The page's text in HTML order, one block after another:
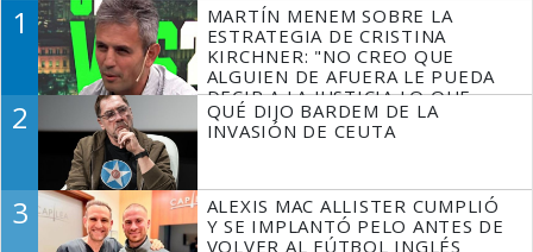
1
MARTÍN MENEM SOBRE LA
ESTRATEGIA DE CRISTINA
KIRCHNER: "NO CREO QUE
ALGUIEN DE AFUERA LE PUEDA
DECIR A LA JUSTICIA LO QUE
TIENE QUE HACER"
2
QUÉ DIJO BARDEM DE LA
INVASIÓN DE CEUTA
3
ALEXIS MAC ALLISTER CUMPLIÓ
Y SE IMPLANTÓ PELO ANTES DE
VOLVER AL FÚTBOL INGLÉS